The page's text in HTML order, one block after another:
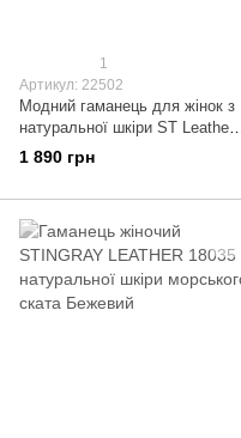
1
Артикул: 22502
Модний гаманець для жінок з
натуральної шкіри ST Leather
22502 Бежевий
1 890 грн